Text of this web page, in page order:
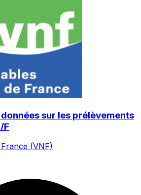
sur les prélèvements
F
(VNF)